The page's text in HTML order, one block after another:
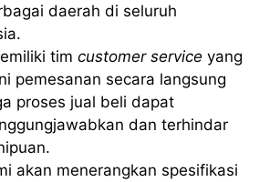
daerah di seluruh
tim customer service yang
pemesanan secara langsung
proses jual beli dapat
dan terhindar
akan menerangkan spesifikasi